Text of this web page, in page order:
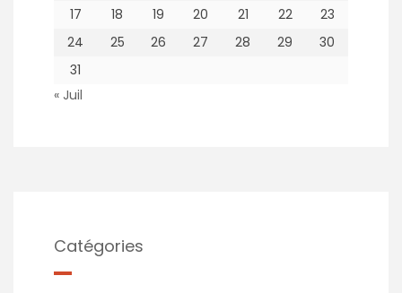
17
18 19 20 21 22
23
24
25 26 27 28 29
30
31
« Juil
Catégories